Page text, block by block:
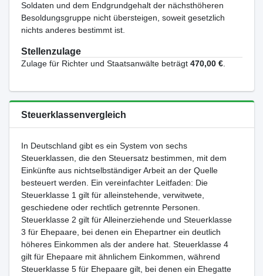
Soldaten und dem Endgrundgehalt der nächsthöheren
Besoldungsgruppe nicht übersteigen, soweit gesetzlich
nichts anderes bestimmt ist.
Stellenzulage
Zulage für Richter und Staatsanwälte beträgt 470,00 €.
Steuerklassenvergleich
In Deutschland gibt es ein System von sechs
Steuerklassen, die den Steuersatz bestimmen, mit dem
Einkünfte aus nichtselbständiger Arbeit an der Quelle
besteuert werden. Ein vereinfachter Leitfaden: Die
Steuerklasse 1 gilt für alleinstehende, verwitwete,
geschiedene oder rechtlich getrennte Personen.
Steuerklasse 2 gilt für Alleinerziehende und Steuerklasse
3 für Ehepaare, bei denen ein Ehepartner ein deutlich
höheres Einkommen als der andere hat. Steuerklasse 4
gilt für Ehepaare mit ähnlichem Einkommen, während
Steuerklasse 5 für Ehepaare gilt, bei denen ein Ehegatte